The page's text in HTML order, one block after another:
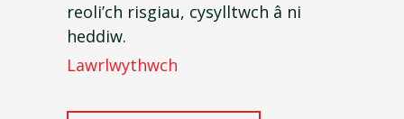
reoli’ch risgiau, cysylltwch â ni
heddiw.
Lawrlwythwch